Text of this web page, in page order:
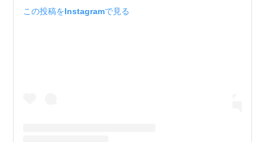
この投稿をInstagramで見る